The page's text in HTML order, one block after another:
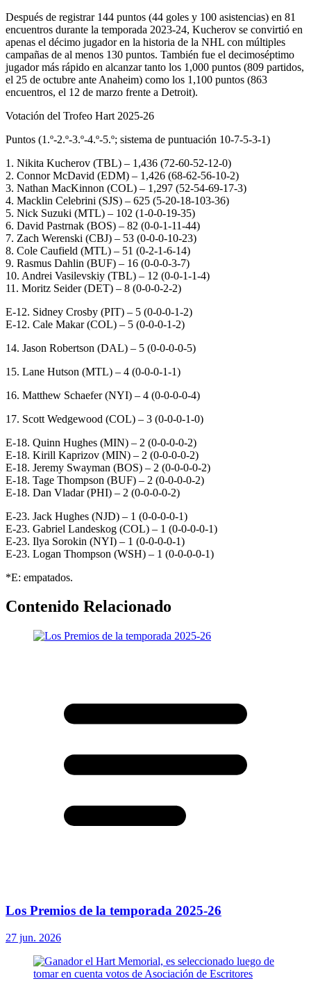
Después de registrar 144 puntos (44 goles y 100 asistencias) en 81
encuentros durante la temporada 2023-24, Kucherov se convirtió en
apenas el décimo jugador en la historia de la NHL con múltiples
campañas de al menos 130 puntos. También fue el decimoséptimo
jugador más rápido en alcanzar tanto los 1,000 puntos (809 partidos,
el 25 de octubre ante Anaheim) como los 1,100 puntos (863
encuentros, el 12 de marzo frente a Detroit).
Votación del Trofeo Hart 2025-26
Puntos (1.º-2.º-3.º-4.º-5.º; sistema de puntuación 10-7-5-3-1)
1. Nikita Kucherov (TBL) – 1,436 (72-60-52-12-0)
2. Connor McDavid (EDM) – 1,426 (68-62-56-10-2)
3. Nathan MacKinnon (COL) – 1,297 (52-54-69-17-3)
4. Macklin Celebrini (SJS) – 625 (5-20-18-103-36)
5. Nick Suzuki (MTL) – 102 (1-0-0-19-35)
6. David Pastrnak (BOS) – 82 (0-0-1-11-44)
7. Zach Werenski (CBJ) – 53 (0-0-0-10-23)
8. Cole Caufield (MTL) – 51 (0-2-1-6-14)
9. Rasmus Dahlin (BUF) – 16 (0-0-0-3-7)
10. Andrei Vasilevskiy (TBL) – 12 (0-0-1-1-4)
11. Moritz Seider (DET) – 8 (0-0-0-2-2)
E-12. Sidney Crosby (PIT) – 5 (0-0-0-1-2)
E-12. Cale Makar (COL) – 5 (0-0-0-1-2)
14. Jason Robertson (DAL) – 5 (0-0-0-0-5)
15. Lane Hutson (MTL) – 4 (0-0-0-1-1)
16. Matthew Schaefer (NYI) – 4 (0-0-0-0-4)
17. Scott Wedgewood (COL) – 3 (0-0-0-1-0)
E-18. Quinn Hughes (MIN) – 2 (0-0-0-0-2)
E-18. Kirill Kaprizov (MIN) – 2 (0-0-0-0-2)
E-18. Jeremy Swayman (BOS) – 2 (0-0-0-0-2)
E-18. Tage Thompson (BUF) – 2 (0-0-0-0-2)
E-18. Dan Vladar (PHI) – 2 (0-0-0-0-2)
E-23. Jack Hughes (NJD) – 1 (0-0-0-0-1)
E-23. Gabriel Landeskog (COL) – 1 (0-0-0-0-1)
E-23. Ilya Sorokin (NYI) – 1 (0-0-0-0-1)
E-23. Logan Thompson (WSH) – 1 (0-0-0-0-1)
*E: empatados.
Contenido Relacionado
Los Premios de la temporada 2025-26
27 jun. 2026